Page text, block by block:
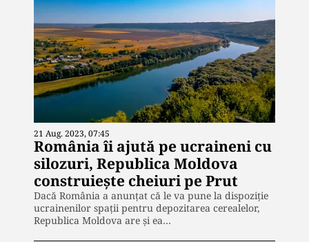
21 Aug. 2023, 07:45
România îi ajută pe ucraineni cu
silozuri, Republica Moldova
construiește cheiuri pe Prut
Dacă România a anunțat că le va pune la dispoziție
ucrainenilor spații pentru depozitarea cerealelor,
Republica Moldova are și ea…